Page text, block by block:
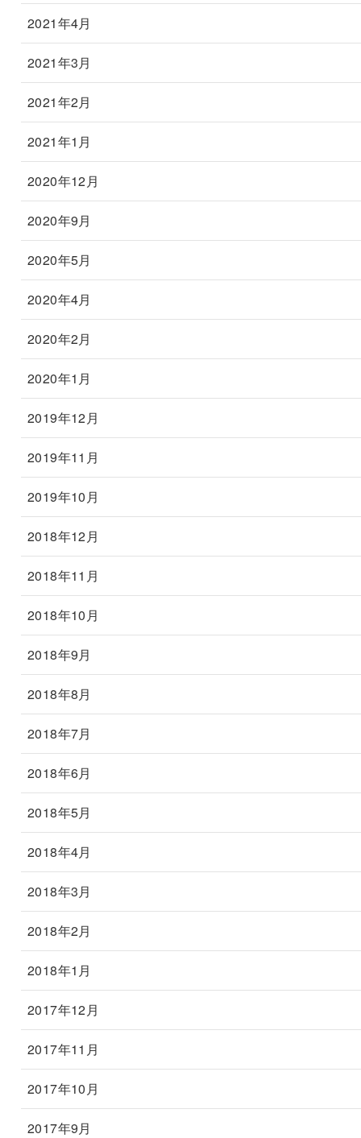
2021年4月
2021年3月
2021年2月
2021年1月
2020年12月
2020年9月
2020年5月
2020年4月
2020年2月
2020年1月
2019年12月
2019年11月
2019年10月
2018年12月
2018年11月
2018年10月
2018年9月
2018年8月
2018年7月
2018年6月
2018年5月
2018年4月
2018年3月
2018年2月
2018年1月
2017年12月
2017年11月
2017年10月
2017年9月